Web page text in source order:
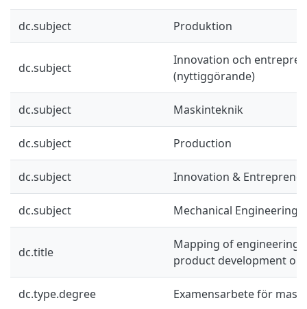
dc.subject Produktion
dc.subject
Innovation och
(nyttiggörande)
dc.subject Maskinteknik
dc.subject Production
dc.subject Innovation &
dc.subject Mechanical Engineering
dc.title
Mapping of engineering
product development
dc.type.degree Examensarbete för